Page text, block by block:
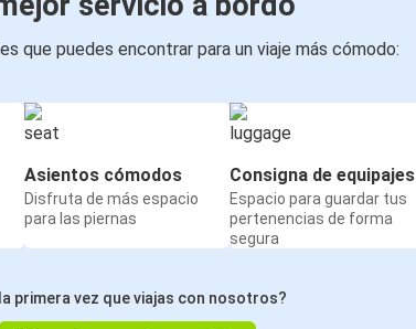
que puedes encontrar para un viaje más cómodo:
Asientos cómodos
Disfruta de más espacio
para las piernas
Consigna de equipajes
Espacio para guardar tus
pertenencias de forma
segura
primera vez que viajas con nosotros?